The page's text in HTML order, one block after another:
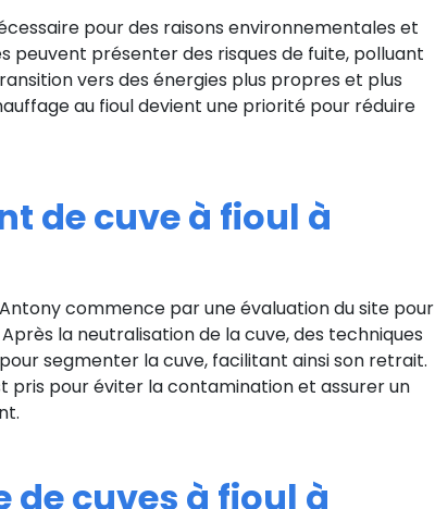
pour des raisons environnementales et
peuvent présenter des risques de fuite, polluant
vers des énergies plus propres et plus
au fioul devient une priorité pour réduire
de cuve à fioul à
commence par une évaluation du site pour
la neutralisation de la cuve, des techniques
segmenter la cuve, facilitant ainsi son retrait.
pris pour éviter la contamination et assurer un
de cuves à fioul à